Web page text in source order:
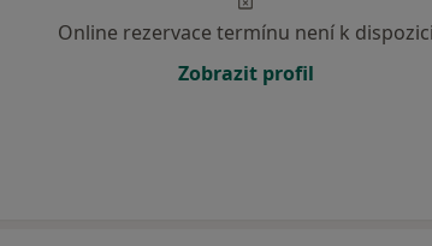
Online rezervace termínu není k dispozici
Zobrazit profil